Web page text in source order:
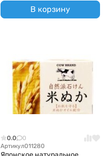
В корзину
0.0
0
Артикул011280